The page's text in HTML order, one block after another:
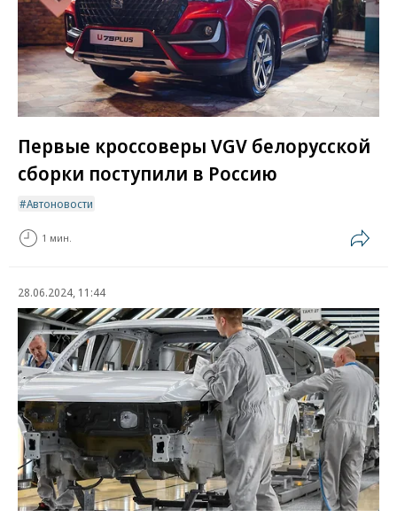
Первые кроссоверы VGV белорусской
сборки поступили в Россию
Автоновости
1 мин.
28.06.2024, 11:44